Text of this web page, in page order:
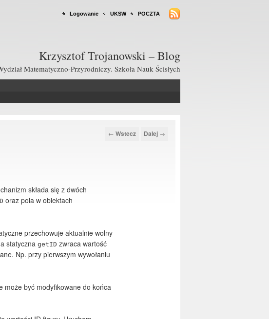
Logowanie UKSW POCZTA
Krzysztof Trojanowski – Blog
Matematyczno-Przyrodniczy. Szkoła Nauk Ścisłych
Nawigacja po
← Wstecz Dalej →
składa się z dwóch
oraz pola w obiektach
przechowuje aktualnie wolny
statycznagetID zwraca wartość
Np. przy pierwszym wywołaniu
może być modyfikowane do końca